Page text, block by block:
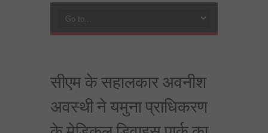
सीएम के सहालकार अवनीश
अवस्थी ने यमुना प्राधिकरण